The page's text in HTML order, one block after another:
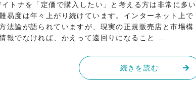
トナを「定価で購入したい」と考える方は非常に多い
易度は年々上がり続けています。インターネット上で
法論が語られていますが、現実の正規販売店と市場構
報でなければ、かえって遠回りになること …
続きを読む